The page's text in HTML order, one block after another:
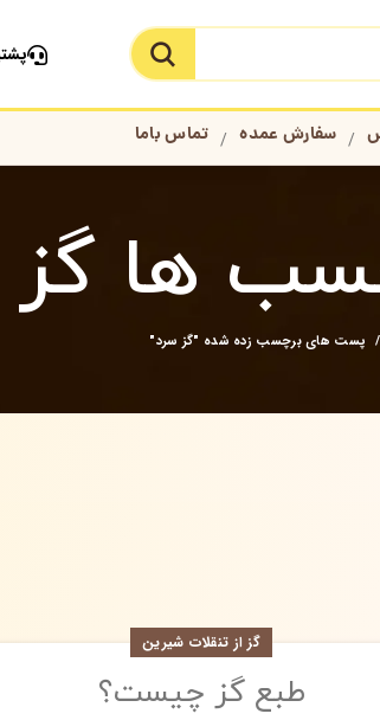
سفارش عمده تماس باما
ها
پست های برچسب زده شده "گز سرد"
گز از تنقلات شیرین
طبع گز چیست؟